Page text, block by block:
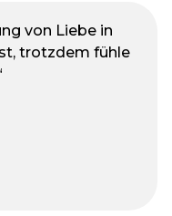
von Liebe in
trotzdem fühle